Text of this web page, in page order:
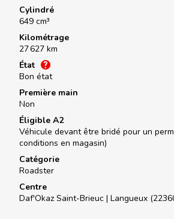
Cylindré
649 cm³
Kilométrage
27 627 km
État
Bon état
Première main
Non
Éligible A2
Véhicule devant être bridé pour un
conditions en magasin)
Catégorie
Roadster
Centre
Daf'Okaz Saint-Brieuc | Langueux